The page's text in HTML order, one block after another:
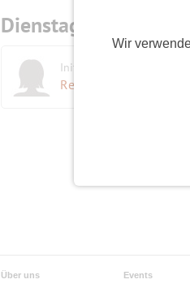
Wir
Dienstag,
Initiatorin
Reniehelen
Über uns Events